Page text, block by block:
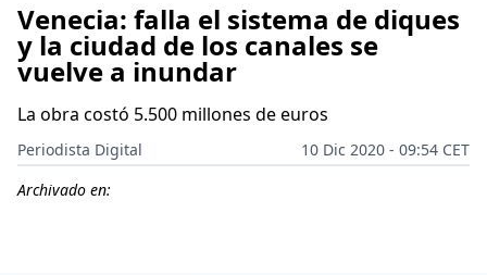
Venecia: falla el sistema de diques
y la ciudad de los canales se
vuelve a inundar
La obra costó 5.500 millones de euros
Periodista Digital
10 Dic 2020 - 09:54 CET
Archivado en: